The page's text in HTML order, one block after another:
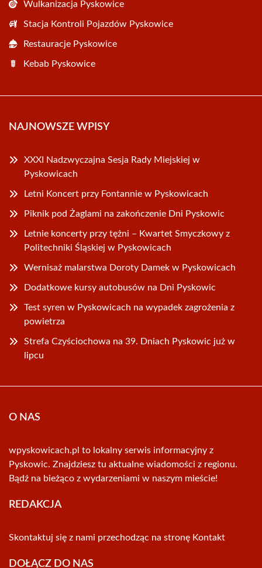
Wulkanizacja Pyskowice
Stacja Kontroli Pojazdów Pyskowice
Restauracje Pyskowice
Kebab Pyskowice
NAJNOWSZE WPISY
XXXI Nadzwyczajna Sesja Rady Miejskiej w
Pyskowicach
Letni Koncert przy Fontannie w Pyskowicach
Piknik pod Żaglami na zakończenie Dni Pyskowic
Letnie koncerty przy tężni – Kwartet Smyczkowy z
Politechniki Śląskiej w Pyskowicach
Wernisaż malarstwa Doroty Damek w Pyskowicach
Dodatkowe kursy autobusów na Dni Pyskowic
Test syren w Pyskowicach na wypadek zagrożenia z
powietrza
Strefa Czyściochowa na 39. Dniach Pyskowic już w
lipcu
O NAS
wpyskowicach.pl to lokalny serwis informacyjny z
Pyskowic. Znajdziesz tu aktualne wiadomości z regionu.
Bądź na bieżąco z wydarzeniami w naszym mieście!
REDAKCJA
Skontaktuj się z nami przechodząc na stronę Kontakt
DOŁĄCZ DO NAS